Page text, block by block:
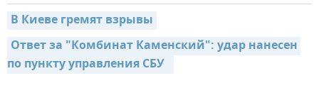
В Киеве гремят взрывы
Ответ за "Комбинат Каменский": удар нанесен
по пункту управления СБУ